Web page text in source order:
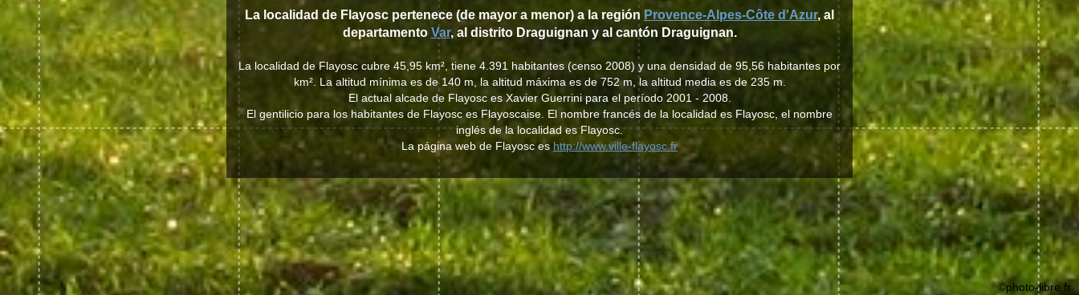
La localidad de Flayosc pertenece (de mayor a menor) a la región Provence-Alpes-Côte d'Azur, al
departamento Var, al distrito Draguignan y al cantón Draguignan.
La localidad de Flayosc cubre 45,95 km², tiene 4.391 habitantes (censo 2008) y una densidad de 95,56 habitantes por
km². La altitud mínima es de 140 m, la altitud máxima es de 752 m, la altitud media es de 235 m.
El actual alcade de Flayosc es Xavier Guerrini para el período 2001 - 2008.
El gentilicio para los habitantes de Flayosc es Flayoscaise. El nombre francés de la localidad es Flayosc, el nombre
inglés de la localidad es Flayosc.
La página web de Flayosc es http://www.ville-flayosc.fr
©photo-libre.fr